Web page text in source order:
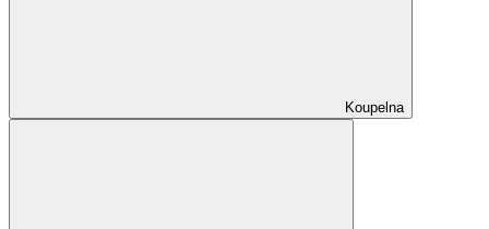
Koupelna